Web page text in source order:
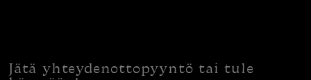
Jätä yhteydenottopyyntö tai tule